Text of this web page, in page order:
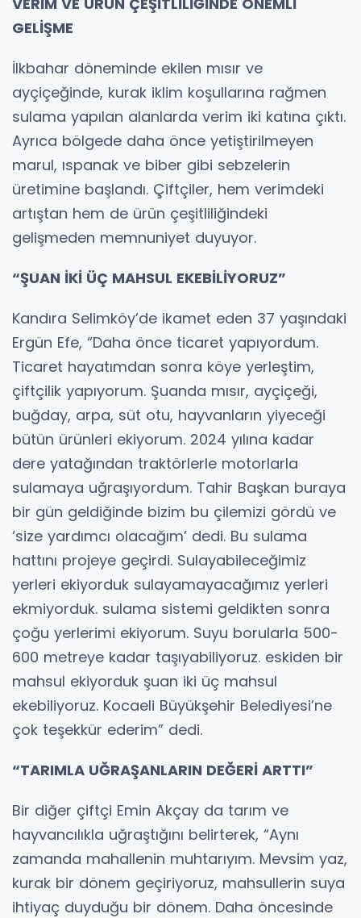
GELİŞME
İlkbahar döneminde ekilen mısır ve
ayçiçeğinde, kurak iklim koşullarına rağmen
sulama yapılan alanlarda verim iki katına çıktı.
Ayrıca bölgede daha önce yetiştirilmeyen
marul, ıspanak ve biber gibi sebzelerin
üretimine başlandı. Çiftçiler, hem verimdeki
artıştan hem de ürün çeşitliliğindeki
gelişmeden memnuniyet duyuyor.
“ŞUAN İKİ ÜÇ MAHSUL EKEBİLİYORUZ”
Kandıra Selimköy’de ikamet eden 37 yaşındaki
Ergün Efe, “Daha önce ticaret yapıyordum.
Ticaret hayatımdan sonra köye yerleştim,
çiftçilik yapıyorum. Şuanda mısır, ayçiçeği,
buğday, arpa, süt otu, hayvanların yiyeceği
bütün ürünleri ekiyorum. 2024 yılına kadar
dere yatağından traktörlerle motorlarla
sulamaya uğraşıyordum. Tahir Başkan buraya
bir gün geldiğinde bizim bu çilemizi gördü ve
‘size yardımcı olacağım’ dedi. Bu sulama
hattını projeye geçirdi. Sulayabileceğimiz
yerleri ekiyorduk sulayamayacağımız yerleri
ekmiyorduk. sulama sistemi geldikten sonra
çoğu yerlerimi ekiyorum. Suyu borularla 500-
600 metreye kadar taşıyabiliyoruz. eskiden bir
mahsul ekiyorduk şuan iki üç mahsul
ekebiliyoruz. Kocaeli Büyükşehir Belediyesi’ne
çok teşekkür ederim” dedi.
“TARIMLA UĞRAŞANLARIN DEĞERİ ARTTI”
Bir diğer çiftçi Emin Akçay da tarım ve
hayvancılıkla uğraştığını belirterek, “Aynı
zamanda mahallenin muhtarıyım. Mevsim yaz,
kurak bir dönem geçiriyoruz, mahsullerin suya
ihtiyaç duyduğu bir dönem. Daha öncesinde